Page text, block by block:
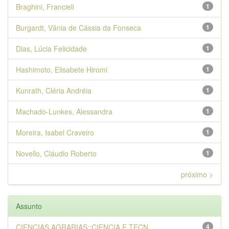
1
Braghini, Francieli
1
Burgardt, Vânia de Cássia da Fonseca
1
Dias, Lúcia Felicidade
1
Hashimoto, Elisabete Hiromi
1
Kunrath, Cléria Andréia
1
Machado-Lunkes, Alessandra
1
Moreira, Isabel Craveiro
1
Novello, Cláudio Roberto
próximo >
Assunto
4
CIENCIAS AGRARIAS::CIENCIA E TECN...